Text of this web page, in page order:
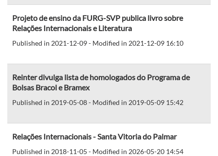
Projeto de ensino da FURG-SVP publica livro sobre
Relações Internacionais e Literatura
Published in 2021-12-09 - Modified in 2021-12-09 16:10
Reinter divulga lista de homologados do Programa de
Bolsas Bracol e Bramex
Published in 2019-05-08 - Modified in 2019-05-09 15:42
Relações Internacionais - Santa Vitoria do Palmar
Published in 2018-11-05 - Modified in 2026-05-20 14:54